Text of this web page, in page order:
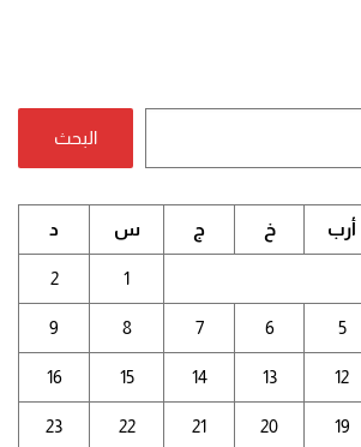
البحث
أرب خ ج س د
1
2
5
6
7
8
9
12
13
14
15
16
19
20
21
22
23